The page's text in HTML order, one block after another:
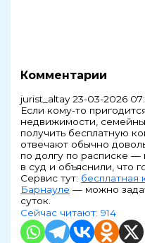
Комментарии
jurist_altay 23-03-2026
Если кому-то
недвижимости,
получить бесплатную
отвечают обычно
по долгу по расписке —
в суд и объяснили, что
Сервис тут: бесплатная
Барнауле — можно
суток.
Сейчас читают: 914